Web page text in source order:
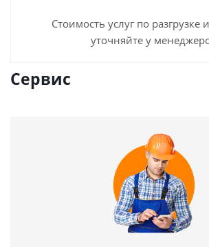
Стоимость услуг по разгрузке
уточняйте у
Сервис